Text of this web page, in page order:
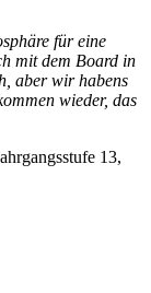
für eine
mit dem Board in
aber wir habens
wieder, das
13,